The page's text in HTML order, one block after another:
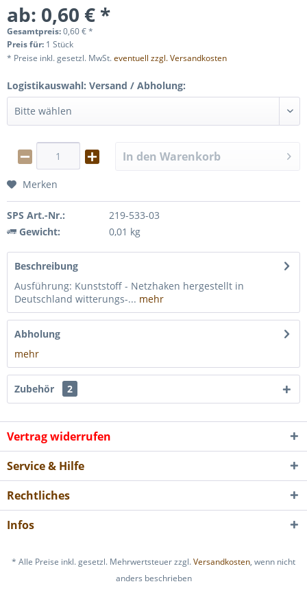
ab: 0,60 € *
Gesamtpreis:0,60€*
Preis für: 1 Stück
* Preise inkl. gesetzl. MwSt.eventuell zzgl. Versandkosten
Logistikauswahl: Versand / Abholung:
In den Warenkorb
Merken
SPS Art.-Nr.:
219-533-03
Gewicht:
0,01 kg
Beschreibung
Ausführung: Kunststoff - Netzhaken hergestellt in
Deutschland witterungs-... mehr
Abholung
mehr
Zubehör 2
Vertrag widerrufen
Service & Hilfe
Rechtliches
Infos
* Alle Preise inkl. gesetzl. Mehrwertsteuer zzgl.Versandkosten, wenn nicht
anders beschrieben